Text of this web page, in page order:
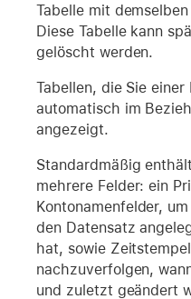
Tabelle mit
Diese Tabelle kann
gelöscht werden.
Tabellen, die Sie
automatisch im
angezeigt.
Standardmäßig
mehrere Felder: ein
Kontonamenfelder,
den Datensatz
hat, sowie
nachzuverfolgen,
und zuletzt geändert